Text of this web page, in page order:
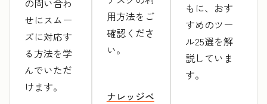
せにスムー
ズに対応す
る方法を学
んでいただ
けます。
用方法をご
確認くださ
い。
ナレッジベ
もに、おす
すめのツー
ル25選を解
説していま
す。